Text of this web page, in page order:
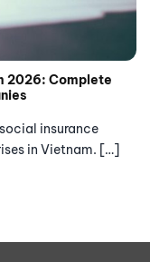
2026: Complete
insurance
in Vietnam. […]